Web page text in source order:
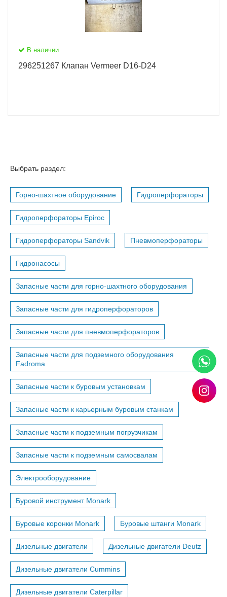
В наличии
296251267 Клапан Vermeer D16-D24
Выбрать раздел:
Горно-шахтное оборудование Гидроперфораторы
Гидроперфораторы Epiroc
Гидроперфораторы Sandvik Пневмоперфораторы
Гидронасосы
Запасные части для горно-шахтного оборудования
Запасные части для гидроперфораторов
Запасные части для пневмоперфораторов
Запасные части для подземного оборудования
Fadroma
Запасные части к буровым установкам
Запасные части к карьерным буровым станкам
Запасные части к подземным погрузчикам
Запасные части к подземным самосвалам
Электрооборудование
Буровой инструмент Monark
Буровые коронки Monark Буровые штанги Monark
Дизельные двигатели Дизельные двигатели Deutz
Дизельные двигатели Cummins
Дизельные двигатели Caterpillar